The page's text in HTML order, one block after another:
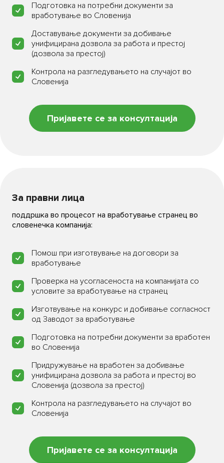
Подготовка на потребни документи за
вработување во Словенија
Доставување документи за добивање
унифицирана дозвола за работа и престој
(дозвола за престој)
Контрола на разгледувањето на случајот во
Словенија
Пријавете се за консултација
За правни лица
поддршка во процесот на вработување странец во
словенечка компанија:
Помош при изготвување на договори за
вработување
Проверка на усогласеноста на компанијата со
условите за вработување на странец
Изготвување на конкурс и добивање согласност
од Заводот за вработување
Подготовка на потребни документи за вработен
во Словенија
Придружување на вработен за добивање
унифицирана дозвола за работа и престој во
Словенија (дозвола за престој)
Контрола на разгледувањето на случајот во
Словенија
Пријавете се за консултација
Бесплатна консултација